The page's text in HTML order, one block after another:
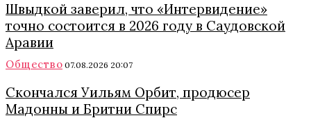
Швыдкой заверил, что «Интервидение»
точно состоится в 2026 году в Саудовской
Аравии
Общество 07.08.2026 20:07
Скончался Уильям Орбит, продюсер
Мадонны и Бритни Спирс